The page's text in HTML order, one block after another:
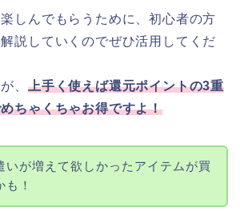
しんでもらうために、初心者の方
説していくのでぜひ活用してくだ
、 上手く使えば還元ポイントの3重
ちゃくちゃお得ですよ！
いが増えて欲しかったアイテムが買
も！